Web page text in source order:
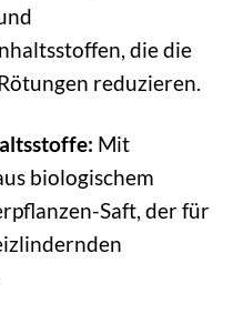
die die
reduzieren.
Mit
biologischem
Saft, der für